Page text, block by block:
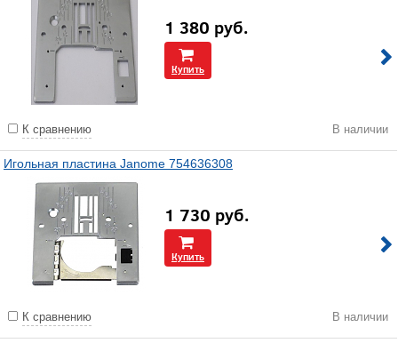
1 380 руб.
Купить
К сравнению В наличии
Игольная пластина Janome 754636308
1 730 руб.
Купить
К сравнению В наличии